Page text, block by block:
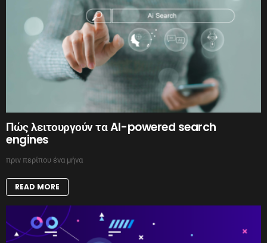
Πώς λειτουργούν τα AI-powered search
engines
πριν περίπου ένα μήνα
READ MORE